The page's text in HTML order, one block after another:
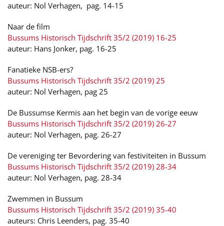
auteur: Nol Verhagen, pag. 14-15
Naar de film
Bussums Historisch Tijdschrift 35/2 (2019) 16-25
auteur: Hans Jonker, pag. 16-25
Fanatieke NSB-ers?
Bussums Historisch Tijdschrift 35/2 (2019) 25
auteur: Nol Verhagen, pag 25
De Bussumse Kermis aan het begin van de vorige eeuw
Bussums Historisch Tijdschrift 35/2 (2019) 26-27
auteur: Nol Verhagen, pag. 26-27
De vereniging ter Bevordering van festiviteiten in Bussum
Bussums Historisch Tijdschrift 35/2 (2019) 28-34
auteur: Nol Verhagen, pag. 28-34
Zwemmen in Bussum
Bussums Historisch Tijdschrift 35/2 (2019) 35-40
auteurs: Chris Leenders, pag. 35-40